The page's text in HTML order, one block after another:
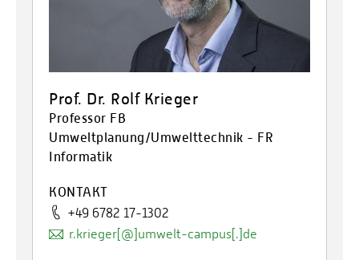
Prof. Dr. Rolf Krieger
Professor FB
Umweltplanung/Umwelttechnik - FR
Informatik
KONTAKT
+49 6782 17-1302
r.krieger[@]umwelt-campus[.]de